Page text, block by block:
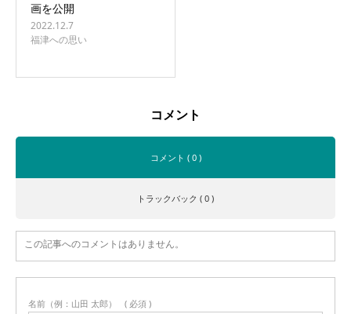
画を公開
2022.12.7
福津への思い
コメント
コメント ( 0 )
トラックバック ( 0 )
この記事へのコメントはありません。
名前（例：山田 太郎） ( 必須 )